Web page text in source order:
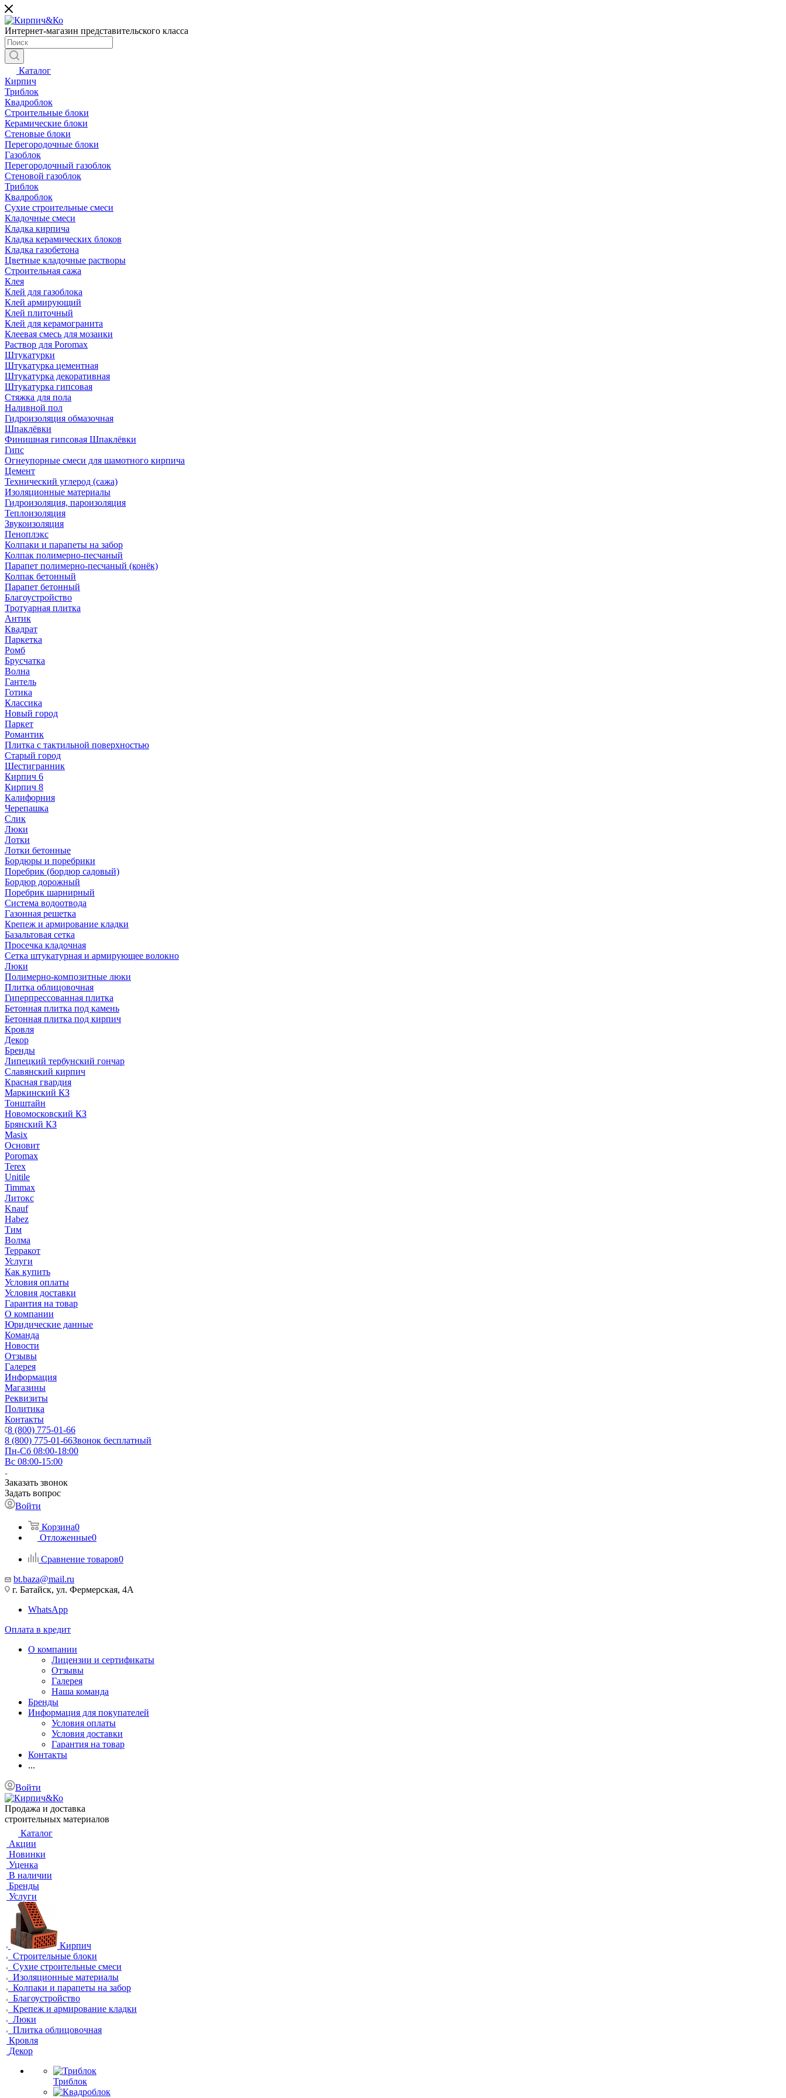
Интернет-магазин представительского класса
Каталог
Кирпич
Триблок
Квадроблок
Строительные блоки
Керамические блоки
Стеновые блоки
Перегородочные блоки
Газоблок
Перегородочный газоблок
Стеновой газоблок
Триблок
Квадроблок
Сухие строительные смеси
Кладочные смеси
Кладка кирпича
Кладка керамических блоков
Кладка газобетона
Цветные кладочные растворы
Строительная сажа
Клея
Клей для газоблока
Клей армирующий
Клей плиточный
Клей для керамогранита
Клеевая смесь для мозаики
Раствор для Poromax
Штукатурки
Штукатурка цементная
Штукатурка декоративная
Штукатурка гипсовая
Стяжка для пола
Наливной пол
Гидроизоляция обмазочная
Шпаклёвки
Финишная гипсовая Шпаклёвки
Гипс
Огнеупорные смеси для шамотного кирпича
Цемент
Технический углерод (сажа)
Изоляционные материалы
Гидроизоляция, пароизоляция
Теплоизоляция
Звукоизоляция
Пеноплэкс
Колпаки и парапеты на забор
Колпак полимерно-песчаный
Парапет полимерно-песчаный (конёк)
Колпак бетонный
Парапет бетонный
Благоустройство
Тротуарная плитка
Антик
Квадрат
Паркетка
Ромб
Брусчатка
Волна
Гантель
Готика
Классика
Новый город
Паркет
Романтик
Плитка с тактильной поверхностью
Старый город
Шестигранник
Кирпич 6
Кирпич 8
Калифорния
Черепашка
Слик
Люки
Лотки
Лотки бетонные
Бордюры и поребрики
Поребрик (бордюр садовый)
Бордюр дорожный
Поребрик шарнирный
Система водоотвода
Газонная решетка
Крепеж и армирование кладки
Базальтовая сетка
Просечка кладочная
Сетка штукатурная и армирующее волокно
Люки
Полимерно-композитные люки
Плитка облицовочная
Гиперпрессованная плитка
Бетонная плитка под камень
Бетонная плитка под кирпич
Кровля
Декор
Бренды
Липецкий тербунский гончар
Славянский кирпич
Красная гвардия
Маркинский КЗ
Тонштайн
Новомосковский КЗ
Брянский КЗ
Masix
Основит
Poromax
Terex
Unitile
Timmax
Литокс
Knauf
Habez
Тим
Волма
Терракот
Услуги
Как купить
Условия оплаты
Условия доставки
Гарантия на товар
О компании
Юридические данные
Команда
Новости
Отзывы
Галерея
Информация
Магазины
Реквизиты
Политика
Контакты
8 (800) 775-01-66
8 (800) 775-01-66Звонок бесплатный
Пн-Сб 08:00-18:00
Вс 08:00-15:00
Заказать звонок
Задать вопрос
Войти
Корзина0
Отложенные0
Сравнение товаров0
bt.baza@mail.ru
г. Батайск, ул. Фермерская, 4А
WhatsApp
Оплата в кредит
О компании
Лицензии и сертификаты
Отзывы
Галерея
Наша команда
Бренды
Информация для покупателей
Условия оплаты
Условия доставки
Гарантия на товар
Контакты
...
Войти
Продажа и доставка
строительных материалов
Каталог
Акции
Новинки
Уценка
В наличии
Бренды
Услуги
Кирпич
Строительные блоки
Сухие строительные смеси
Изоляционные материалы
Колпаки и парапеты на забор
Благоустройство
Крепеж и армирование кладки
Люки
Плитка облицовочная
Кровля
Декор
Триблок